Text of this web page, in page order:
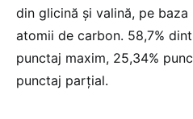
din glicină și valină, pe
atomii de carbon. 58,7%
punctaj maxim, 25,34%
punctaj parțial.